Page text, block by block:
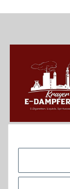
Krayerstraße
Tel.: